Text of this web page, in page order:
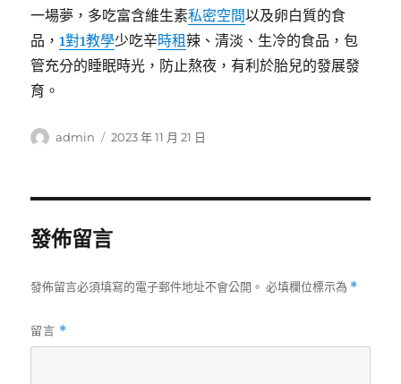
一場夢，多吃富含維生素私密空間以及卵白質的食
品，1對1教學少吃辛時租辣、清淡、生冷的食品，包
管充分的睡眠時光，防止熬夜，有利於胎兒的發展發
育。
作
admin
發
2023 年 11 月 21 日
發佈留言
發佈留言必須填寫的電子郵件地址不會公開。 必填欄位標示為 *
留言 *